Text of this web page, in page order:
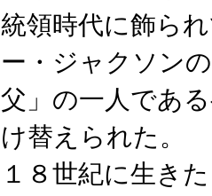
統領時代に飾ら
ー・ジャクソン
父」の一人であ
け替えられた。
１８世紀に生き